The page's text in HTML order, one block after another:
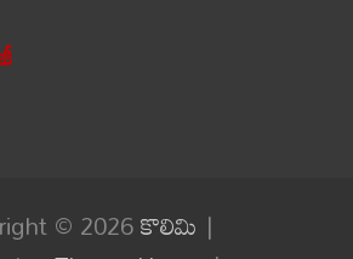
© 2026కొలిమి